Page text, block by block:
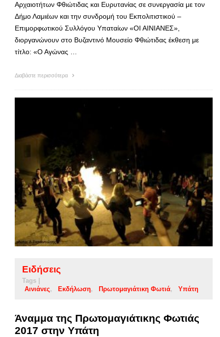
Αρχαιοτήτων Φθιώτιδας και Ευρυτανίας σε συνεργασία με τον
Δήμο Λαμιέων και την συνδρομή του Εκπολιτιστικού –
Επιμορφωτικού Συλλόγου Υπαταίων «ΟΙ ΑΙΝΙΑΝΕΣ»,
διοργανώνουν στο Βυζαντινό Μουσείο Φθιώτιδας έκθεση με
τίτλο: «Ο Αγώνας …
Διαβάστε περισσότερα
Ειδήσεις
Tags |
Αινιάνες
Εκδήλωση Πρωτομαγιάτικη Φωτιά Υπάτη
Άναμμα της Πρωτομαγιάτικης Φωτιάς
2017 στην Υπάτη